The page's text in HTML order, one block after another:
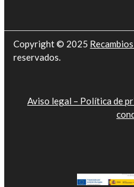
Copyright © 2025
reservados.
Aviso legal – Política de